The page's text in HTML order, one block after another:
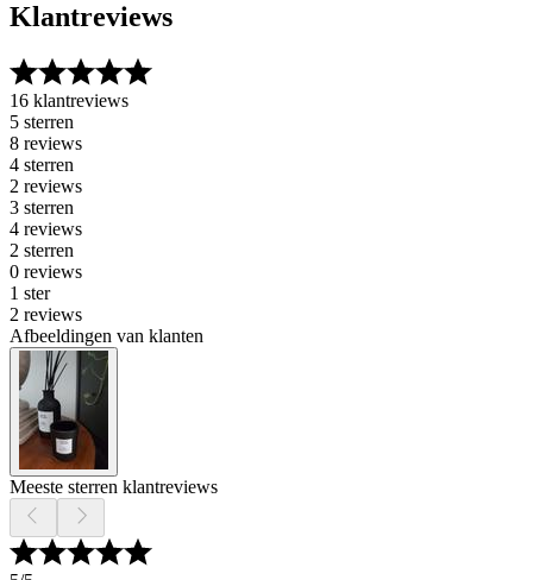
Klantreviews
16 klantreviews
5 sterren
8 reviews
4 sterren
2 reviews
3 sterren
4 reviews
2 sterren
0 reviews
1 ster
2 reviews
Afbeeldingen van klanten
Meeste sterren klantreviews